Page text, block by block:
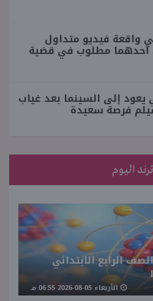
واقعة فيديو متداول
أحدهما مطلوب في قضية
إلى السينما بعد غياب
اليوم
الرابع الابتدائي
الأربعاء 05-08-2026 06:55 مـ